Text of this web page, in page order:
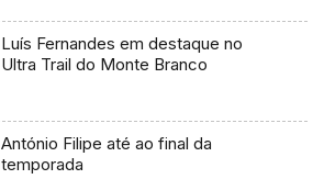
Luís Fernandes em destaque no
Ultra Trail do Monte Branco
António Filipe até ao final da
temporada